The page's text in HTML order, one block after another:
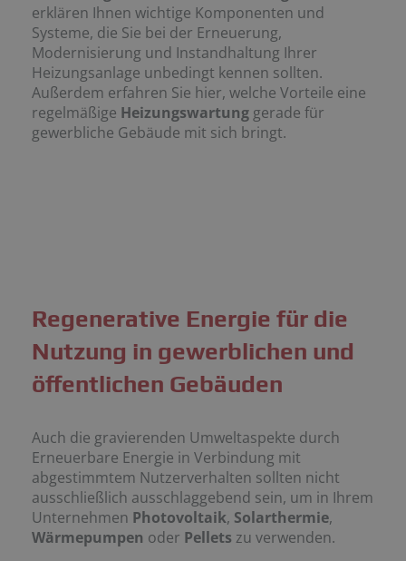
erklären Ihnen wichtige Komponenten und
Systeme, die Sie bei der Erneuerung,
Modernisierung und Instandhaltung Ihrer
Heizungsanlage unbedingt kennen sollten.
Außerdem erfahren Sie hier, welche Vorteile eine
regelmäßige Heizungswartung gerade für
gewerbliche Gebäude mit sich bringt.
Regenerative Energie für die
Nutzung in gewerblichen und
öffentlichen Gebäuden
Auch die gravierenden Umweltaspekte durch
Erneuerbare Energie in Verbindung mit
abgestimmtem Nutzerverhalten sollten nicht
ausschließlich ausschlaggebend sein, um in Ihrem
Unternehmen Photovoltaik, Solarthermie,
Wärmepumpen oder Pellets zu verwenden.